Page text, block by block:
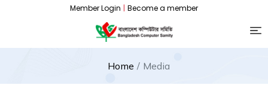
Member Login | Become a member
Home Media